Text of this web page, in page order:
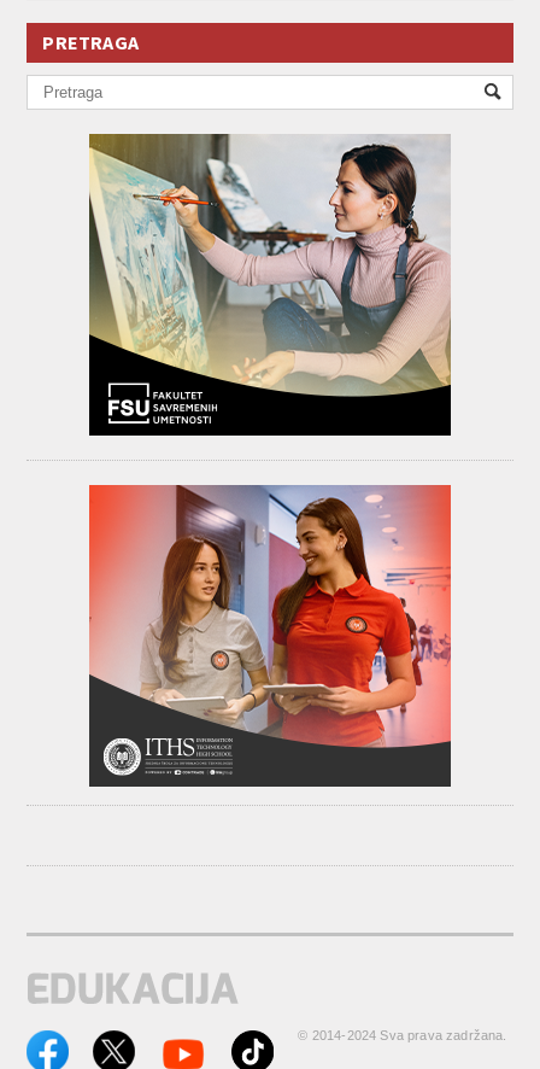
PRETRAGA
© 2014-2024 Sva prava zadržana.